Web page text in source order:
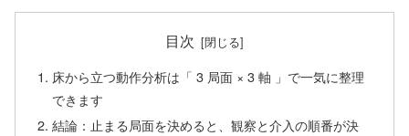
目次
床から立つ動作分析は「 3 局面 × 3 軸 」で一気に整理
できます
結論：止まる局面を決めると、観察と介入の順番が決